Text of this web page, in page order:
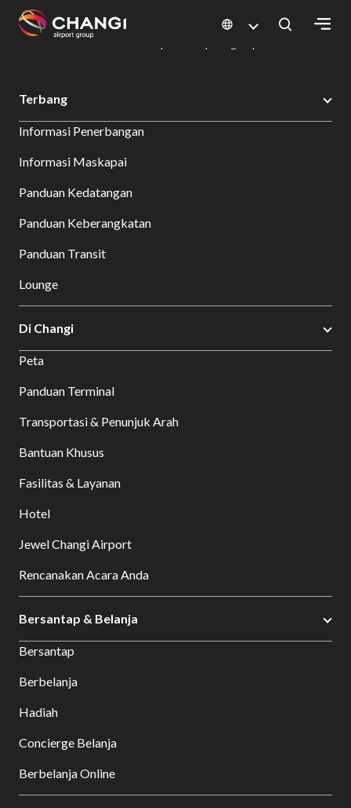
All
Sites:
Select:
Changi Airport
Bersantap dan Belanja
Terbang
Informasi Penerbangan
Informasi Maskapai
Panduan Kedatangan
Panduan Keberangkatan
Panduan Transit
Lounge
Di Changi
Peta
Panduan Terminal
Transportasi & Penunjuk Arah
Bantuan Khusus
Fasilitas & Layanan
Hotel
Jewel Changi Airport
Rencanakan Acara Anda
Bersantap & Belanja
Bersantap
Berbelanja
Hadiah
Concierge Belanja
Berbelanja Online